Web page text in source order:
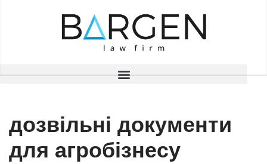
дозвільні документи
для агробізнесу